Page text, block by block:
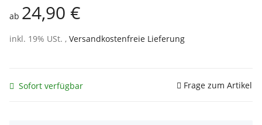
ab 24,90 €
inkl. 19% USt. , Versandkostenfreie Lieferung
Sofort verfügbar Frage zum Artikel